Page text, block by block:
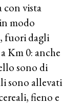
con vista
modo
fuori dagli
Km 0: anche
sono di
sono allevati
fieno e